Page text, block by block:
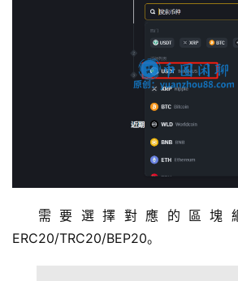
需要選擇對應的區塊
ERC20/TRC20/BEP20。